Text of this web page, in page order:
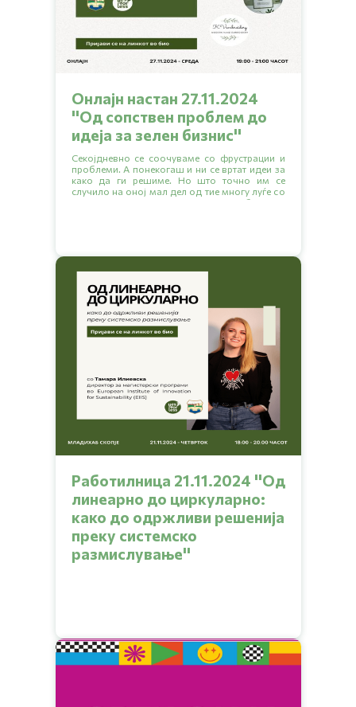
Онлајн настан 27.11.2024
''Од сопствен проблем до
идеја за зелен бизниc''
Секојдневно се соочуваме со фрустрации и
проблеми. А понекогаш и ни се вртат идеи за
како да ги решиме. Но што точно им се
случило на оној мал дел од тие многу луѓе со
идеи за да се решат да започнат свој бизнис и
Работилница 21.11.2024 ''Од
линеарно до циркуларно:
како до одржливи решенија
преку системско
размислување''